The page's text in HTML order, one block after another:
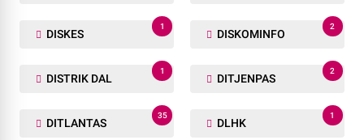
DISKES
1
DISKOMINFO
2
DISTRIK DAL
1
DITJENPAS
2
DITLANTAS
35
DLHK
1